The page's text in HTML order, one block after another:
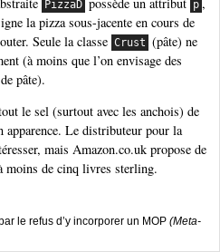
PizzaD p
la pizza sous-jacente en cours de
Seule la classe Crust (pâte) ne
(à moins que l’on envisage des
pâte).
le sel (surtout avec les anchois) de
apparence. Le distributeur pour la
mais Amazon.co.uk propose de
moins de cinq livres sterling.
le refus d’y incorporer un MOP (Meta-